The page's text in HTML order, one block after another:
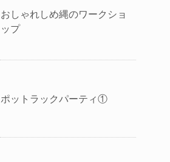
おしゃれしめ縄のワークショ
ップ
ポットラックパーティ①